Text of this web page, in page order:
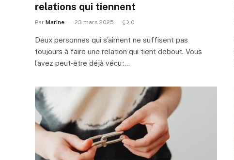
relations qui tiennent
Par Marine 23 mars 2025 0
Deux personnes qui s’aiment ne suffisent pas
toujours à faire une relation qui tient debout. Vous
l’avez peut‑être déjà vécu :…